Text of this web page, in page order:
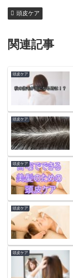
頭皮ケア
関連記事
頭皮ケア
頭皮ケア
頭皮ケア
頭皮ケア
頭皮ケア